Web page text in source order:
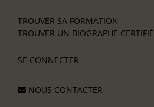
TROUVER SA FORMATION
TROUVER UN BIOGRAPHE CERTIFIÉ
SE CONNECTER
NOUS CONTACTER